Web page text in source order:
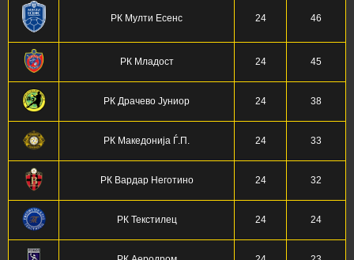
РК Мулти Есенс 24 46
РК Младост 24 45
РК Драчево Јуниор 24 38
РК Македонија Ѓ.П. 24 33
РК Вардар Неготино 24 32
РК Текстилец 24 24